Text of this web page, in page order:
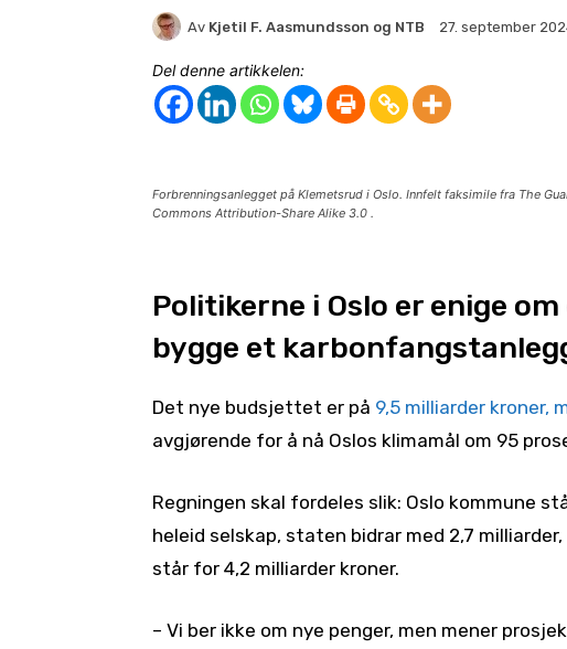
Av Kjetil F. Aasmundsson og NTB 27. september
Del denne artikkelen:
Forbrenningsanlegget på Klemetsrud i Oslo. Innfelt faksimile fra The
Commons Attribution-Share Alike 3.0 .
Politikerne i Oslo er enige
bygge et
Det nye budsjettet er på 9,5 milliarder kroner,
avgjørende for å nå Oslos klimamål om 95
Regningen skal fordeles slik: Oslo kommune
heleid selskap, staten bidrar med 2,7
står for 4,2 milliarder kroner.
– Vi ber ikke om nye penger, men mener